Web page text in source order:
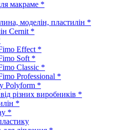
макраме *
моделін, пластилін *
Cernit *
Effect *
Soft *
Classic *
Professional *
Polyform *
різних виробників *
*
*